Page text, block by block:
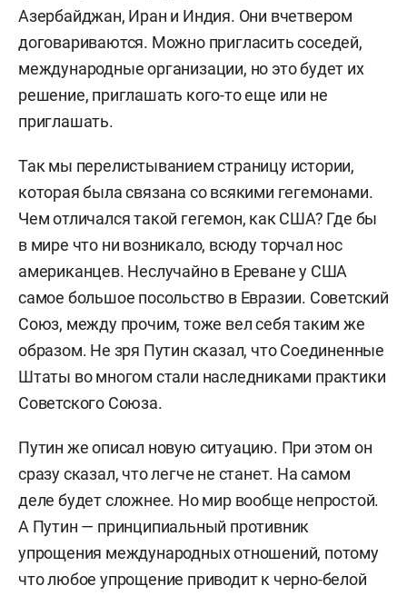
Азербайджан, Иран и Индия. Они вчетвером
договариваются. Можно пригласить соседей,
международные организации, но это будет их
решение, приглашать кого-то еще или не
приглашать.
Так мы перелистыванием страницу истории,
которая была связана со всякими гегемонами.
Чем отличался такой гегемон, как США? Где бы
в мире что ни возникало, всюду торчал нос
американцев. Неслучайно в Ереване у США
самое большое посольство в Евразии. Советский
Союз, между прочим, тоже вел себя таким же
образом. Не зря Путин сказал, что Соединенные
Штаты во многом стали наследниками практики
Советского Союза.
Путин же описал новую ситуацию. При этом он
сразу сказал, что легче не станет. На самом
деле будет сложнее. Но мир вообще непростой.
А Путин — принципиальный противник
упрощения международных отношений, потому
что любое упрощение приводит к черно-белой